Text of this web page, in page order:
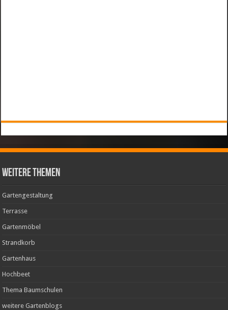
weitere Themen
Gartengestaltung
Terrasse
Gartenmöbel
Strandkorb
Gartenhaus
Hochbeet
Thema Baumschulen
weitere Gartenblogs